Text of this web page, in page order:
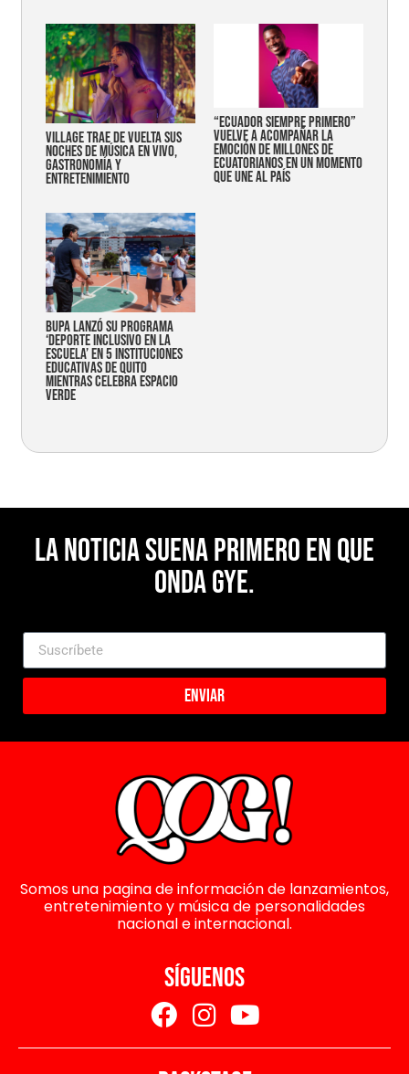
Village trae de vuelta sus
noches de música en vivo,
gastronomía y
entretenimiento
“Ecuador siempre primero”
vuelve a acompañar la
emoción de millones de
ecuatorianos en un momento
que une al país
Bupa lanzó su programa
‘Deporte Inclusivo en la
Escuela’ en 5 instituciones
educativas de Quito
mientras celebra espacio
verde
La noticia suena primero en Que
Onda Gye.
Enviar
Somos una pagina de información de lanzamientos,
entretenimiento y música de personalidades
nacional e internacional.
SÍGUENOS